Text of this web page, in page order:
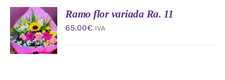
AÑADIR
AL
CARRITO
/
DETALLES
Ramo flor variada Ra. 11
65.00€ IVA